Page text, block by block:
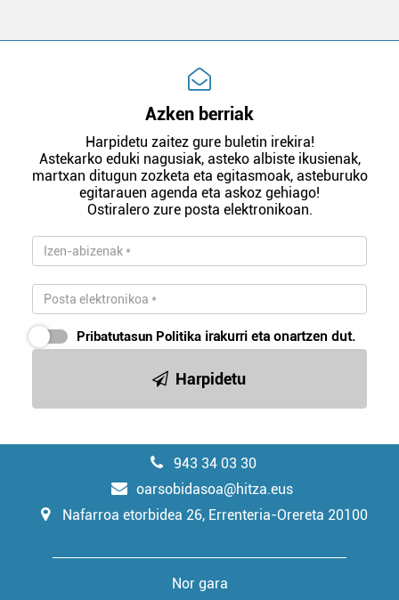
Azken berriak
Harpidetu zaitez gure buletin irekira!
Astekarko eduki nagusiak, asteko albiste ikusienak,
martxan ditugun zozketa eta egitasmoak, asteburuko
egitarauen agenda eta askoz gehiago!
Ostiralero zure posta elektronikoan.
Pribatutasun Politika irakurri eta onartzen dut.
Harpidetu
943 34 03 30
oarsobidasoa@hitza.eus
Nafarroa etorbidea 26, Errenteria-Orereta 20100
Nor gara